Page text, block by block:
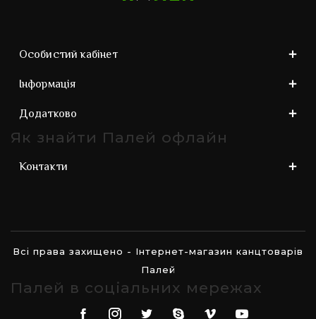
Особистий кабінет
Інформація
Додатково
Як знайти Палей офлайн
Контакти
Всі права захищено - Інтернет-магазин канцтоварів
Палей
Палей в соціальних мережах